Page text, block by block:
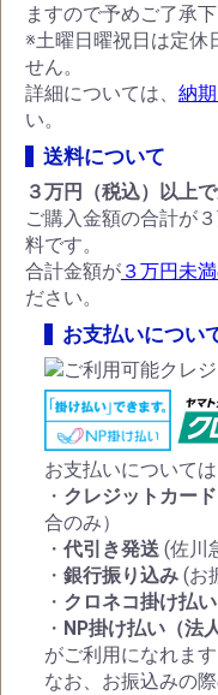
ますので予めご了承下
※土曜日曜祝日は定休
せん。
詳細については、 納
い。
送料について
３万円（税込）以上
ご購入金額の合計が
料です。
合計金額が ３万円未
ださい。
お支払いについ
お支払いについては
・ クレジットカード
合のみ）
・代引き発送 (佐川
・銀行振り込み (お
・ クロネコ掛け払
・ NP掛け払い（法
がご利用になれます
なお、お振込みの